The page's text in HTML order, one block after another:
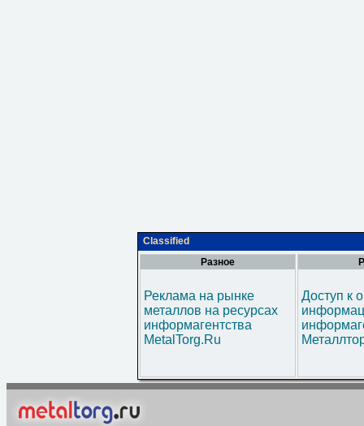
Classified
Разное
Реклама на рынке
металлов на ресурсах
информагентства
MetalTorg.Ru
Доступ к